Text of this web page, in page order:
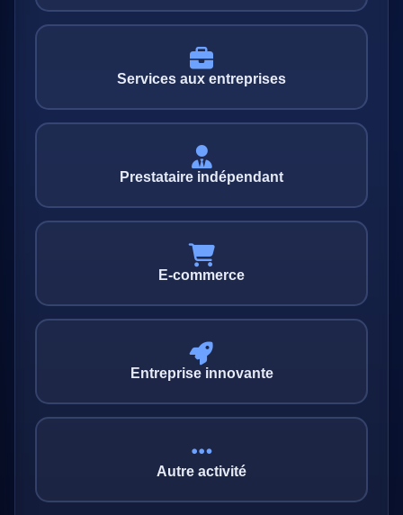
Services aux entreprises
Prestataire indépendant
E-commerce
Entreprise innovante
Autre activité